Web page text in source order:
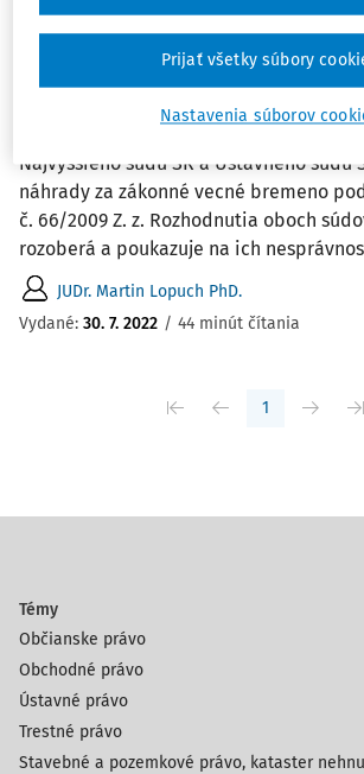
ČLÁNKY
Náhrada za zákonné vecné
§ 4 ods. 1 zák. č. 66/2009 Z.z.;
Najvyššieho súdu SR a Ústavného súdu
náhrady za zákonné vecné bremeno
č. 66/2009 Z. z. Rozhodnutia oboch
rozoberá a poukazuje na ich
JUDr. Martin Lopuch PhD.
Vydané: 30. 7. 2022 / 44 minút čítania
1
Témy
Občianske právo
Obchodné právo
Ústavné právo
Trestné právo
Stavebné a pozemkové právo, kataster
Nastavenia súborov
Prijať všetky súbory